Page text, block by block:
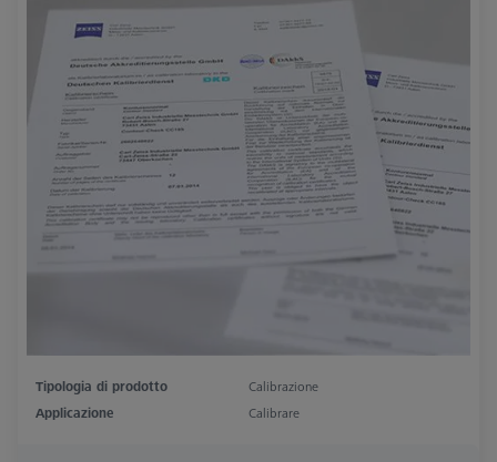
Tipologia di prodotto
Calibrazione
Applicazione
Calibrare